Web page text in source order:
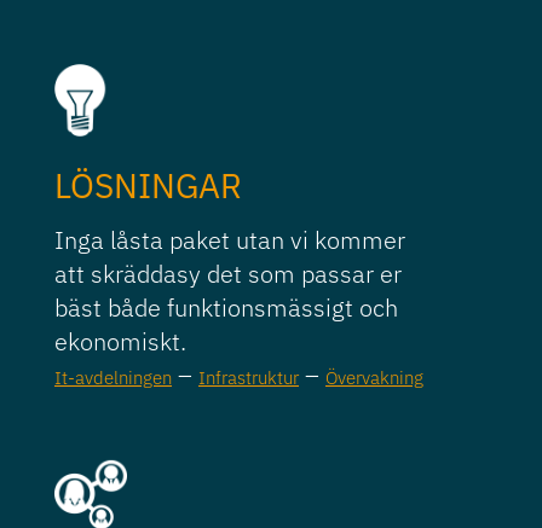
LÖSNINGAR
Inga låsta paket utan vi kommer
att skräddasy det som passar er
bäst både funktionsmässigt och
ekonomiskt.
It-avdelningen – Infrastruktur – Övervakning